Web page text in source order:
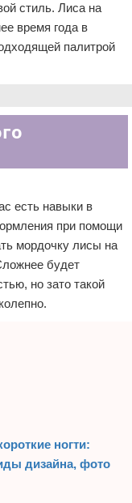
стиль. Лиса на
время года в
палитрой
есть навыки в
при помощи
мордочку лисы на
будет
но зато такой
ногти:
дизайна, фото